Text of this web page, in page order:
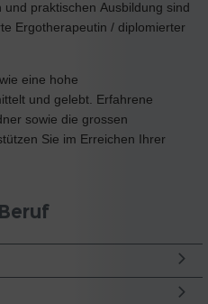
praktischen Ausbildung sind
Ergotherapeutin / diplomierter
eine hohe
und gelebt. Erfahrene
sowie die grossen
Sie im Erreichen Ihrer